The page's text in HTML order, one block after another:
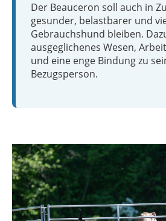
Der Beauceron soll auch in
gesunder, belastbarer und
Gebrauchshund bleiben.
ausgeglichenes Wesen,
und eine enge Bindung zu
Bezugsperson.